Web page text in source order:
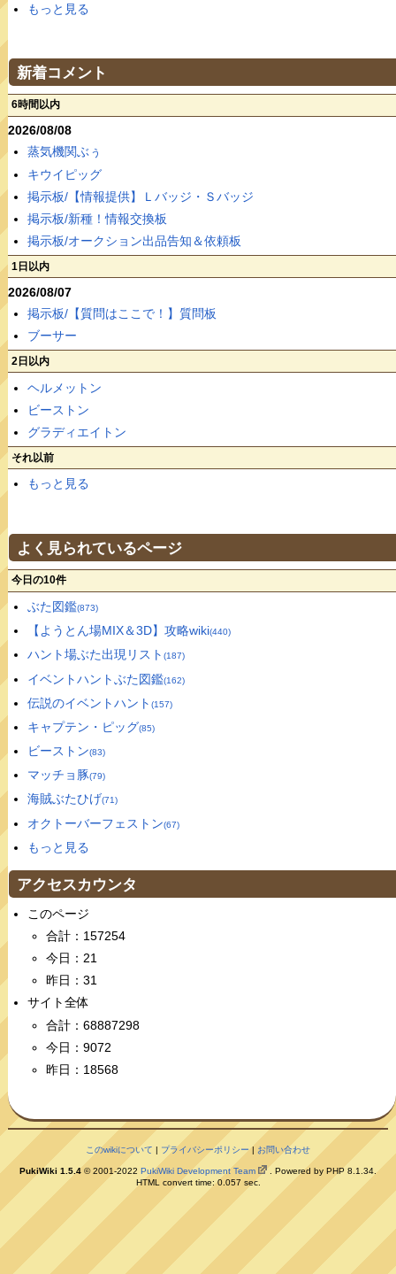
もっと見る
新着コメント
6時間以内
2026/08/08
蒸気機関ぶぅ
キウイピッグ
掲示板/【情報提供】Ｌバッジ・Ｓバッジ
掲示板/新種！情報交換板
掲示板/オークション出品告知＆依頼板
1日以内
2026/08/07
掲示板/【質問はここで！】質問板
ブーサー
2日以内
ヘルメットン
ビーストン
グラディエイトン
それ以前
もっと見る
よく見られているページ
今日の10件
ぶた図鑑(873)
【ようとん場MIX＆3D】攻略wiki(440)
ハント場ぶた出現リスト (187)
イベントハントぶた図鑑(162)
伝説のイベントハント (157)
キャプテン・ピッグ(85)
ビーストン(83)
マッチョ豚(79)
海賊ぶたひげ(71)
オクトーバーフェストン(67)
もっと見る
アクセスカウンタ
このページ
合計：157254
今日：21
昨日：31
サイト全体
合計：68887298
今日：9072
昨日：18568
このwikiについて | プライバシーポリシー| お問い合わせ
PukiWiki 1.5.4 © 2001-2022 PukiWiki Development Team
. Powered by PHP 8.1.34.
HTML convert time: 0.057 sec.